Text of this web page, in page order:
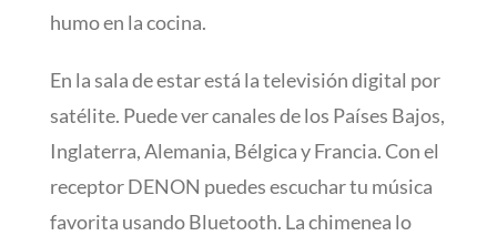
humo en la cocina.
En la sala de estar está la televisión digital por
satélite. Puede ver canales de los Países Bajos,
Inglaterra, Alemania, Bélgica y Francia. Con el
receptor DENON puedes escuchar tu música
favorita usando Bluetooth. La chimenea lo